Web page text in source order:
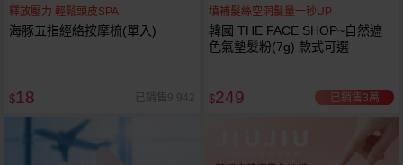
釋放壓力 輕鬆頭皮SPA
海豚五指經絡按摩梳(單入)
$18 已銷售9,942
填補髮絲空洞髮量一秒UP
韓國 THE FACE SHOP~自然遮
色氣墊髮粉(7g) 款式可選
$249 已銷售3萬